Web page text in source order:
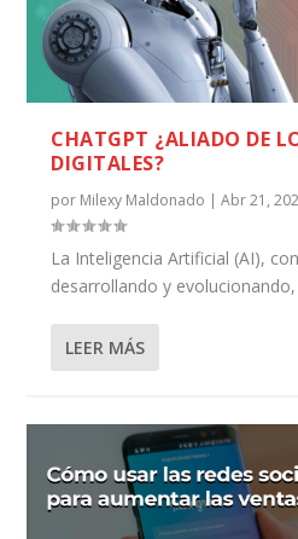
CHATGPT ¿ALIADO DE
DIGITALES?
por Milexy Maldonado |Abr 21,
La Inteligencia Artificial (AI),
desarrollando y evolucionando,
LEER MÁS